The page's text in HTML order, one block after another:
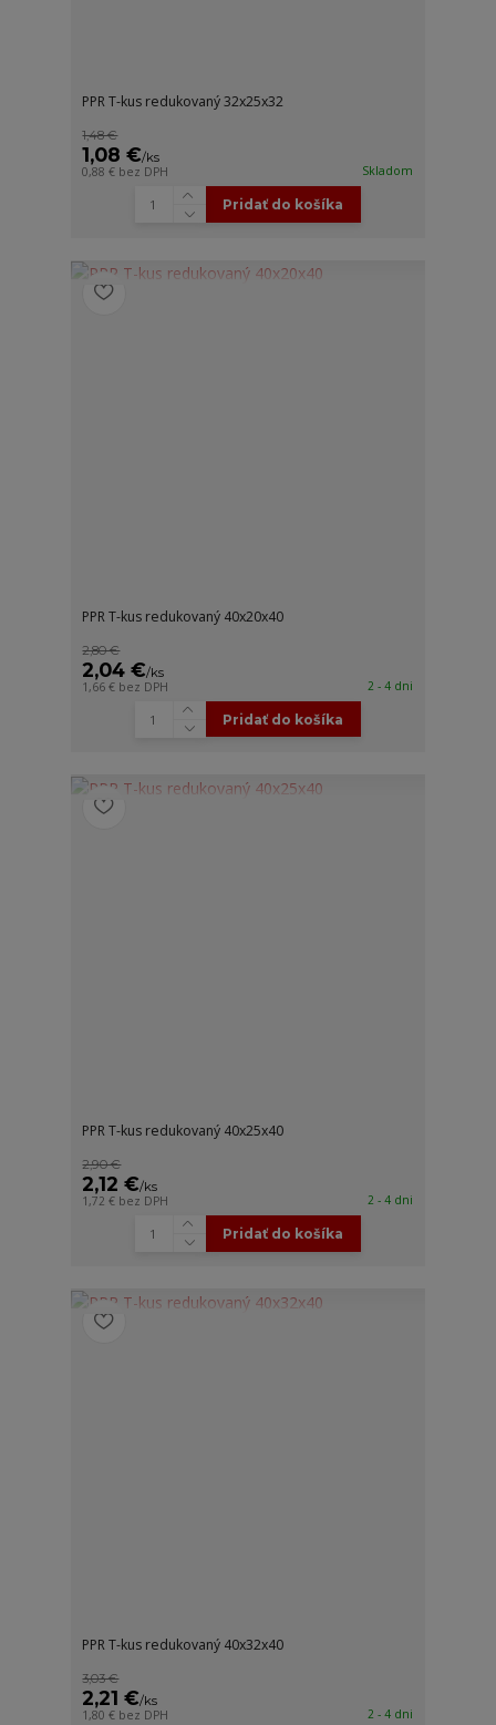
PPR T-kus redukovaný 32x25x32
1,48 €
1,08 €/ks
0,88 € bez DPH Skladom
Pridať do košíka
PPR T-kus redukovaný 40x20x40
2,80 €
2,04 €/ks
1,66 € bez DPH 2 - 4 dni
Pridať do košíka
PPR T-kus redukovaný 40x25x40
2,90 €
2,12 €/ks
1,72 € bez DPH 2 - 4 dni
Pridať do košíka
PPR T-kus redukovaný 40x32x40
3,03 €
2,21 €/ks
1,80 € bez DPH 2 - 4 dni